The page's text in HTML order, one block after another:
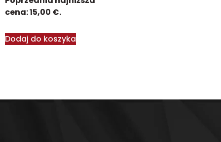
cena:15,00 €.
Dodaj do koszyka